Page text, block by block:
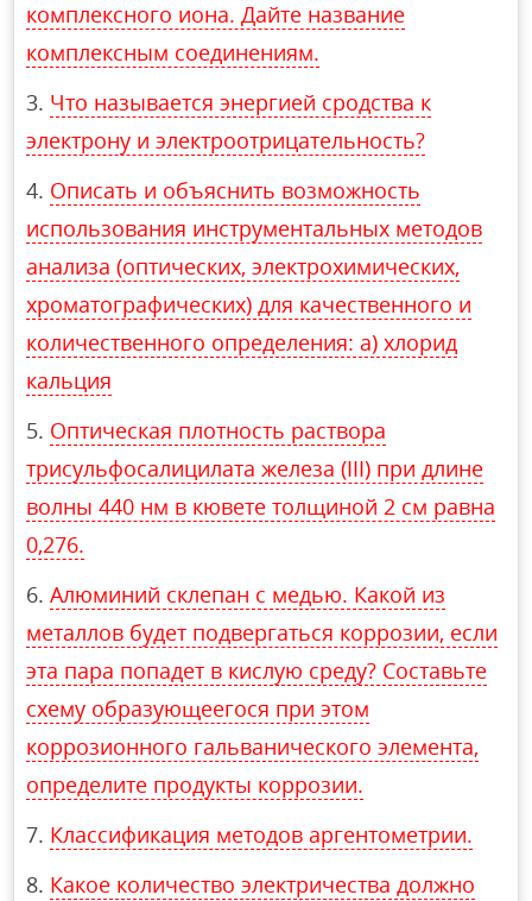
комплексного иона. Дайте название
комплексным соединениям.
Что называется энергией сродства к
электрону и электроотрицательность?
Описать и объяснить возможность
использования инструментальных методов
анализа (оптических, электрохимических,
хроматографических) для качественного и
количественного определения: а) хлорид
кальция
Оптическая плотность раствора
трисульфосалицилата железа (III) при длине
волны 440 нм в кювете толщиной 2 см равна
0,276.
Алюминий склепан с медью. Какой из
металлов будет подвергаться коррозии, если
эта пара попадет в кислую среду? Составьте
схему образующеегося при этом
коррозионного гальванического элемента,
определите продукты коррозии.
Классификация методов аргентометрии.
Какое количество электричества должно